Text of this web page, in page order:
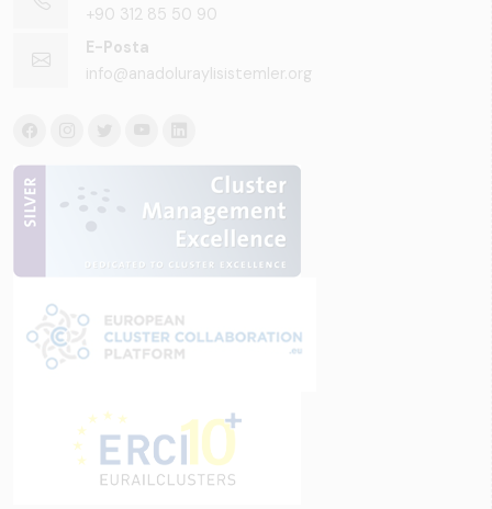
+90 312 85 50 90
E-Posta
info@anadoluraylisistemler.org